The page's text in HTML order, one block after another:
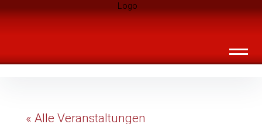
überspringenLandknirpse – Die Zeitschrift für
« Alle Veranstaltungen